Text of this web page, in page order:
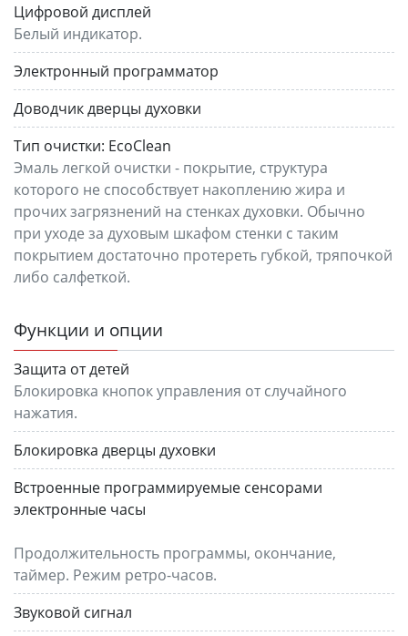
Цифровой дисплей
Белый индикатор.
Электронный программатор
Доводчик дверцы духовки
Тип очистки: EcoClean
Эмаль легкой очистки - покрытие, структура
которого не способствует накоплению жира и
прочих загрязнений на стенках духовки. Обычно
при уходе за духовым шкафом стенки с таким
покрытием достаточно протереть губкой, тряпочкой
либо салфеткой.
Функции и опции
Защита от детей
Блокировка кнопок управления от случайного
нажатия.
Блокировка дверцы духовки
Встроенные программируемые сенсорами
электронные часы
Продолжительность программы, окончание,
таймер. Режим ретро-часов.
Звуковой сигнал